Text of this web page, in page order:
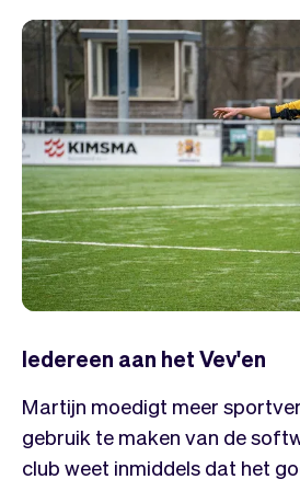
Iedereen aan het Vev'en
Martijn moedigt meer
gebruik te maken van de
club weet inmiddels dat het